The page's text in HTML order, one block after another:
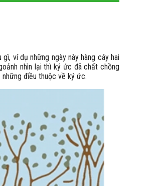
ví dụ những ngày này hàng cây hai
nhìn lại thì ký ức đã chất chồng
điều thuộc về ký ức.